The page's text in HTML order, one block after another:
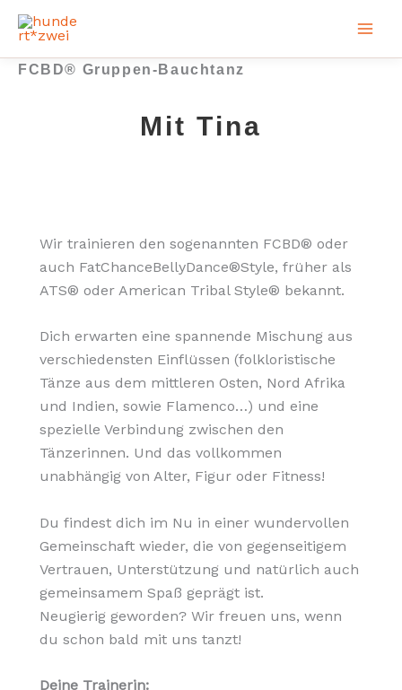
Zum
Inhalt
springen
FCBD® Gruppen-Bauchtanz
Mit Tina
Wir trainieren den sogenannten FCBD® oder
auch FatChanceBellyDance®Style, früher als
ATS® oder American Tribal Style® bekannt.
Dich erwarten eine spannende Mischung aus
verschiedensten Einflüssen (folkloristische
Tänze aus dem mittleren Osten, Nord Afrika
und Indien, sowie Flamenco…) und eine
spezielle Verbindung zwischen den
Tänzerinnen. Und das vollkommen
unabhängig von Alter, Figur oder Fitness!
Du findest dich im Nu in einer wundervollen
Gemeinschaft wieder, die von gegenseitigem
Vertrauen, Unterstützung und natürlich auch
gemeinsamem Spaß geprägt ist.
Neugierig geworden? Wir freuen uns, wenn
du schon bald mit uns tanzt!
Deine Trainerin: